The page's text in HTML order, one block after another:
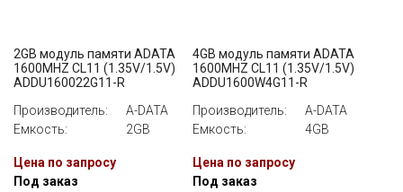
2GB модуль памяти ADATA
1600MHZ CL11 (1.35V/1.5V)
ADDU160022G11-R
Производитель:
A-DATA
Емкость:
2GB
Цена по запросу
Под заказ
4GB модуль памяти ADATA
1600MHZ CL11 (1.35V/1.5V)
ADDU1600W4G11-R
Производитель:
A-DATA
Емкость:
4GB
Цена по запросу
Под заказ